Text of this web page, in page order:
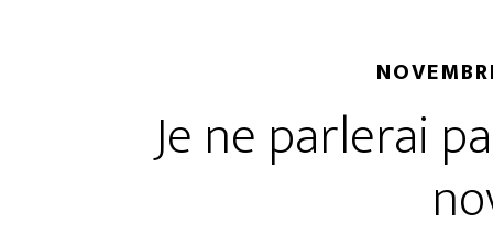
Je ne parlerai